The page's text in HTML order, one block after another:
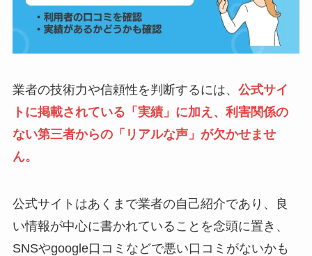
業者の技術力や信頼性を判断するには、 公式サイ
トに掲載されている「実績」に加え、利害関係の
ない第三者からの「リアルな声」が欠かせませ
ん。
公式サイトはあくまで業者の自己紹介であり、良
い情報が中心に書かれていることを念頭に置き、
SNSやgoogle口コミなどで悪い口コミがないかも